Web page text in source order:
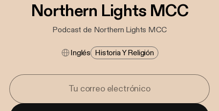
Northern Lights MCC
Podcast de Northern Lights MCC
Inglés Historia Y Religión